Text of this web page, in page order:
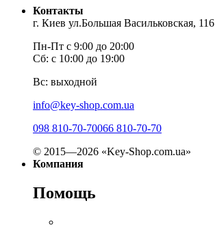
Контакты
г. Киев ул.Большая Васильковская, 116
Пн-Пт с 9:00 до 20:00
Сб: с 10:00 до 19:00
Вс: выходной
info@key-shop.com.ua
098 810-70-70066 810-70-70
© 2015—2026 «Key-Shop.com.ua»
Компания
Помощь